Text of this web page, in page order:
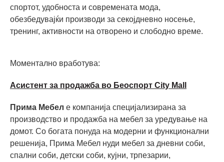
спортот, удобноста и современата мода,
обезбедувајќи производи за секојдневно носење,
тренинг, активности на отворено и слободно време.
Моментално вработува:
Асистент за продажба во Беоспорт City Mall
Прима Мебел е компанија специјализирана за
производство и продажба на мебел за уредување на
домот. Со богата понуда на модерни и функционални
решенија, Прима Мебел нуди мебел за дневни соби,
спални соби, детски соби, кујни, трпезарии,